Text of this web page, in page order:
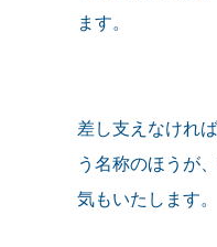
ます。
差し支えなけれ
う名称のほうが
気もいたします。